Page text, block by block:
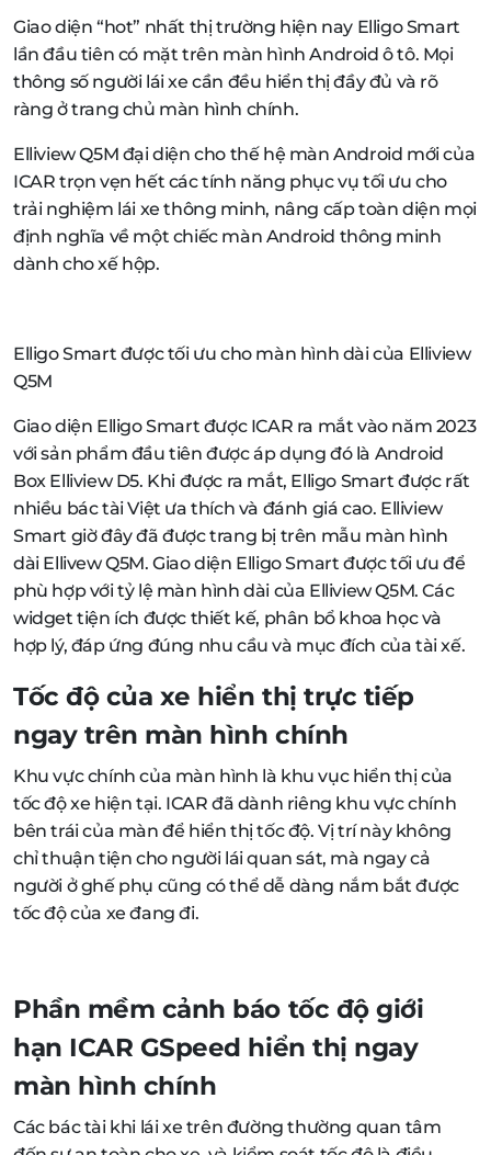
Giao diện “hot” nhất thị trường hiện nay Elligo Smart
lần đầu tiên có mặt trên màn hình Android ô tô. Mọi
thông số người lái xe cần đều hiển thị đầy đủ và rõ
ràng ở trang chủ màn hình chính.
Elliview Q5M đại diện cho thế hệ màn Android mới của
ICAR trọn vẹn hết các tính năng phục vụ tối ưu cho
trải nghiệm lái xe thông minh, nâng cấp toàn diện mọi
định nghĩa về một chiếc màn Android thông minh
dành cho xế hộp.
Elligo Smart được tối ưu cho màn hình dài của Elliview
Q5M
Giao diện Elligo Smart được ICAR ra mắt vào năm 2023
với sản phẩm đầu tiên được áp dụng đó là Android
Box Elliview D5. Khi được ra mắt, Elligo Smart được rất
nhiều bác tài Việt ưa thích và đánh giá cao. Elliview
Smart giờ đây đã được trang bị trên mẫu màn hình
dài Ellivew Q5M. Giao diện Elligo Smart được tối ưu để
phù hợp với tỷ lệ màn hình dài của Elliview Q5M. Các
widget tiện ích được thiết kế, phân bổ khoa học và
hợp lý, đáp ứng đúng nhu cầu và mục đích của tài xế.
Tốc độ của xe hiển thị trực tiếp
ngay trên màn hình chính
Khu vực chính của màn hình là khu vục hiển thị của
tốc độ xe hiện tại. ICAR đã dành riêng khu vực chính
bên trái của màn để hiển thị tốc độ. Vị trí này không
chỉ thuận tiện cho người lái quan sát, mà ngay cả
người ở ghế phụ cũng có thể dễ dàng nắm bắt được
tốc độ của xe đang đi.
Phần mềm cảnh báo tốc độ giới
hạn ICAR GSpeed hiển thị ngay
màn hình chính
Các bác tài khi lái xe trên đường thường quan tâm